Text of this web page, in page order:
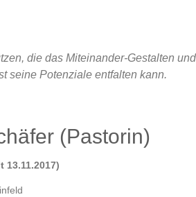
die das Miteinander-Gestalten
seine Potenziale entfalten kann.
(Pastorin)
13.11.2017)